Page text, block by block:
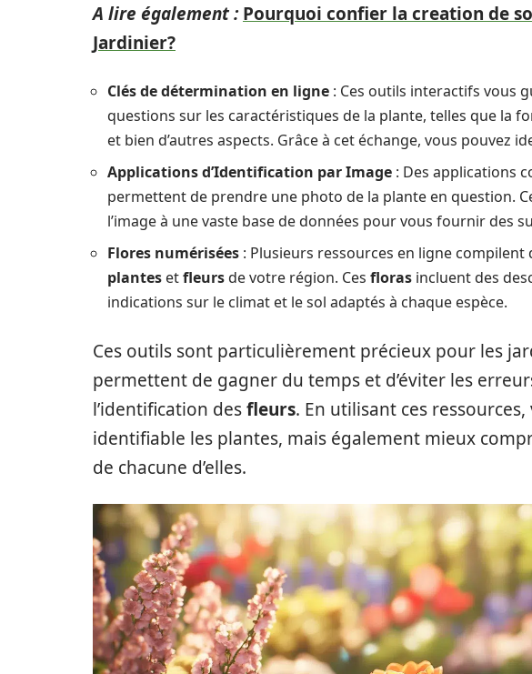
A lire également : Pourquoi confier la creation de
Jardinier?
Clés de détermination en ligne : Ces outils interactifs vous
questions sur les caractéristiques de la plante, telles que la
et bien d’autres aspects. Grâce à cet échange, vous pouvez
Applications d’Identification par Image : Des applications
permettent de prendre une photo de la plante en question.
l’image à une vaste base de données pour vous fournir des
Flores numérisées : Plusieurs ressources en ligne
plantes etfleursde votre région. Ces floras incluent des
indications sur le climat et le sol adaptés à chaque espèce.
Ces outils sont particulièrement précieux pour les
permettent de gagner du temps et d’éviter les
l’identification desfleurs. En utilisant ces
identifiable les plantes, mais également mieux
de chacune d’elles.